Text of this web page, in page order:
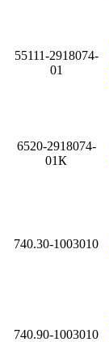
55111-2918074-
01
6520-2918074-
01К
740.30-1003010
740.90-1003010